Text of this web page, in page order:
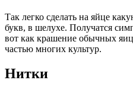
Так легко сделать на яйце
букв, в шелухе. Получатся
вот как крашение обычных
частью многих культур.
Нитки